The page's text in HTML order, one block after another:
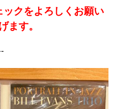
クをよろしくお願い
ます。